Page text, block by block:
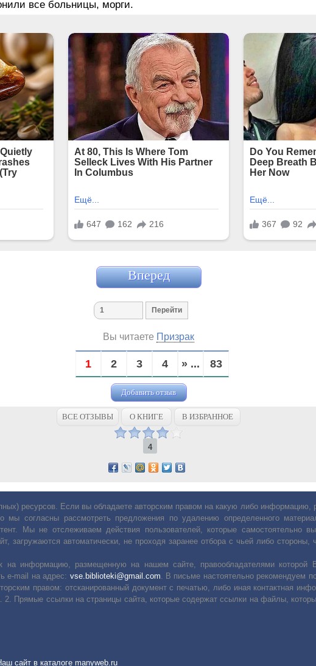
все больницы, морги.
Вперед
Вы читаете Призрак
1 2 3 4 » ... 83
Добавить отзыв
ВСЕ ОТЗЫВЫ О КНИГЕ В ИЗБРАННОЕ
4
ресурсов. Если вы обладаете авторским правом на какую либо информацию,
согласны рассмотреть предложения по удалению определенного
Мы не отслеживаем действия пользователей, которые самостоятельно
загружаются автоматически, не проходя заранее отбора с чьей либо стороны,
на информацию, размещенную на нашем сайте, правообладателями которой
е-mail на адрес: vse.biblioteki@gmail.com . В письме настоятельно рекомендуем
правом: отсканированный документ с печатью, либо иная контактная
2. Прямые ссылки на страницы сайта, которые содержат ссылки на файлы,